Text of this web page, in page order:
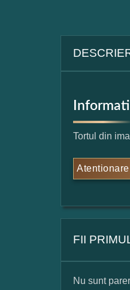
Tortul din
FII
Nu sunt